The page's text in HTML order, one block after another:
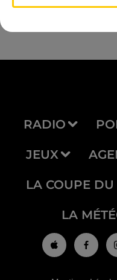
RADIO
JEUX
LA COUPE
LA